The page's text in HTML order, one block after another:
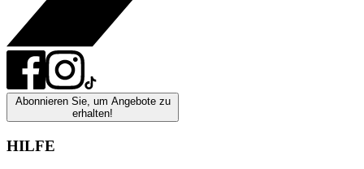
Abonnieren Sie, um Angebote zu
erhalten!
HILFE